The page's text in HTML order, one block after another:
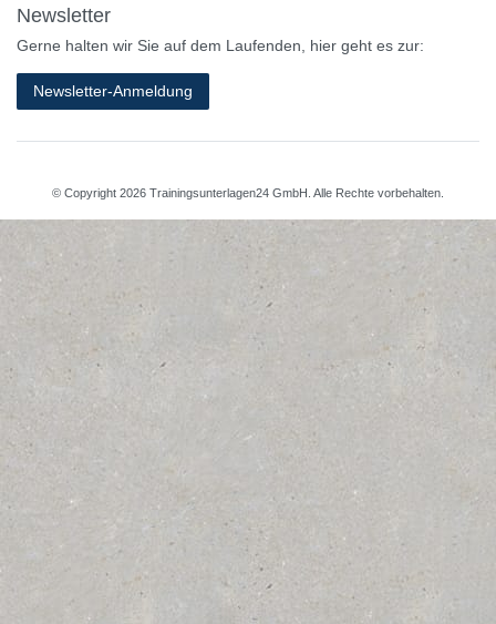
Newsletter
Gerne halten wir Sie auf dem Laufenden, hier geht es zur:
Newsletter-Anmeldung
© Copyright 2026 Trainingsunterlagen24 GmbH. Alle Rechte vorbehalten.